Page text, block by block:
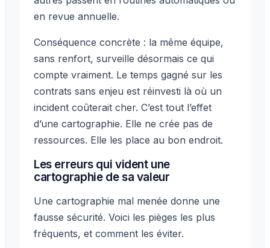
en revue annuelle.
Conséquence concrète : la même équipe,
sans renfort, surveille désormais ce qui
compte vraiment. Le temps gagné sur les
contrats sans enjeu est réinvesti là où un
incident coûterait cher. C’est tout l’effet
d’une cartographie. Elle ne crée pas de
ressources. Elle les place au bon endroit.
Les erreurs qui vident une
cartographie de sa valeur
Une cartographie mal menée donne une
fausse sécurité. Voici les pièges les plus
fréquents, et comment les éviter.